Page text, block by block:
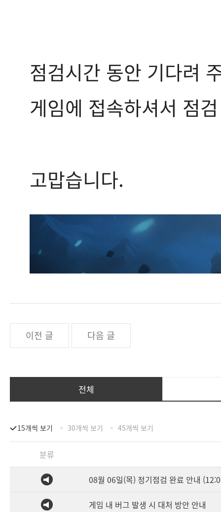
점검시간 동안 기다려
게임에 접속하셔서 점
고맙습니다.
이전 글 다음 글
전체
15개씩 보기 30개씩 보기 45개씩 보기
분류
08월 06일(목) 정기점검 완료 안내
게임 내 버그 발생 시 대처 방안 안내